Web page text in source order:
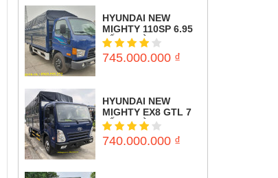
HYUNDAI NEW
MIGHTY 110SP 6.95
TẤN (THÙNG MUI
BẠT)
745.000.000 ₫
HYUNDAI NEW
MIGHTY EX8 GTL 7
TẤN (THÙNG MUI
BẠT)
740.000.000 ₫